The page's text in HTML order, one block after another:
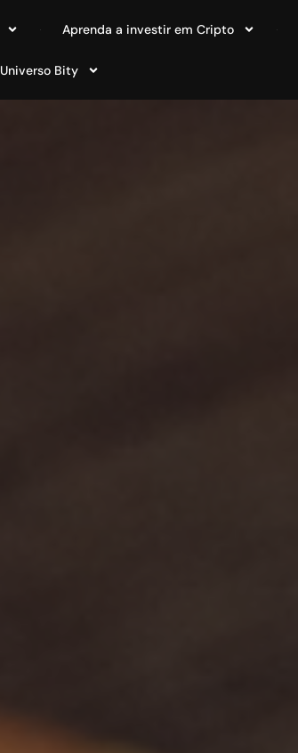
Aprenda a investir em Cripto
Universo Bity